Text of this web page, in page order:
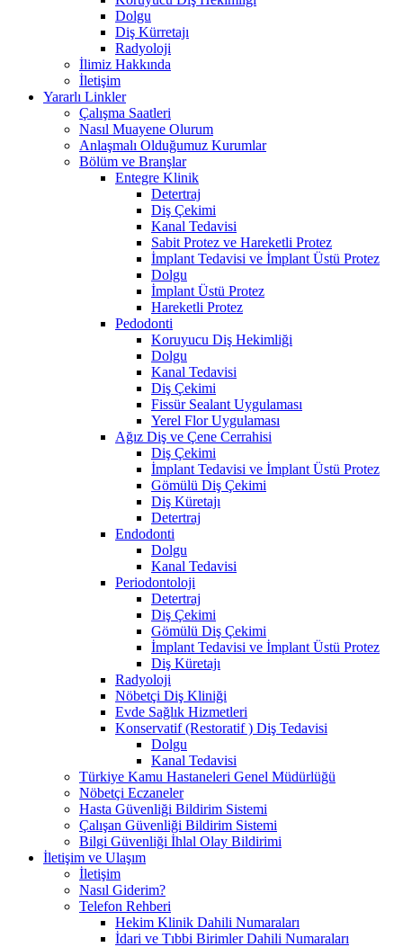
Dolgu
Diş Kürretajı
Radyoloji
İlimiz Hakkında
İletişim
Yararlı Linkler
Çalışma Saatleri
Nasıl Muayene Olurum
Anlaşmalı Olduğumuz Kurumlar
Bölüm ve Branşlar
Entegre Klinik
Detertraj
Diş Çekimi
Kanal Tedavisi
Sabit Protez ve Hareketli Protez
İmplant Tedavisi ve İmplant Üstü Protez
Dolgu
İmplant Üstü Protez
Hareketli Protez
Pedodonti
Koruyucu Diş Hekimliği
Dolgu
Kanal Tedavisi
Diş Çekimi
Fissür Sealant Uygulaması
Yerel Flor Uygulaması
Ağız Diş ve Çene Cerrahisi
Diş Çekimi
İmplant Tedavisi ve İmplant Üstü Protez
Gömülü Diş Çekimi
Diş Küretajı
Detertraj
Endodonti
Dolgu
Kanal Tedavisi
Periodontoloji
Detertraj
Diş Çekimi
Gömülü Diş Çekimi
İmplant Tedavisi ve İmplant Üstü Protez
Diş Küretajı
Radyoloji
Nöbetçi Diş Kliniği
Evde Sağlık Hizmetleri
Konservatif (Restoratif ) Diş Tedavisi
Dolgu
Kanal Tedavisi
Türkiye Kamu Hastaneleri Genel Müdürlüğü
Nöbetçi Eczaneler
Hasta Güvenliği Bildirim Sistemi
Çalışan Güvenliği Bildirim Sistemi
Bilgi Güvenliği İhlal Olay Bildirimi
İletişim ve Ulaşım
İletişim
Nasıl Giderim?
Telefon Rehberi
Hekim Klinik Dahili Numaraları
İdari ve Tıbbi Birimler Dahili Numaraları